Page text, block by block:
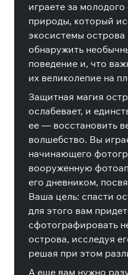
играете за
природы, который
экосистемы
обнаружить
поведение и, что
их великолепие на
Защитная магия
ослабевает, и
ее — восстановить
волшебство. Вы
начинающего
вооруженную
его дневником,
Ваша цель: спасти
для этого вам
сфотографировать
острова, исследуя
решая при этом
А еще вам нужно